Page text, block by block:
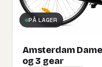
PÅ LAGER
Amsterdam
og 3 gear